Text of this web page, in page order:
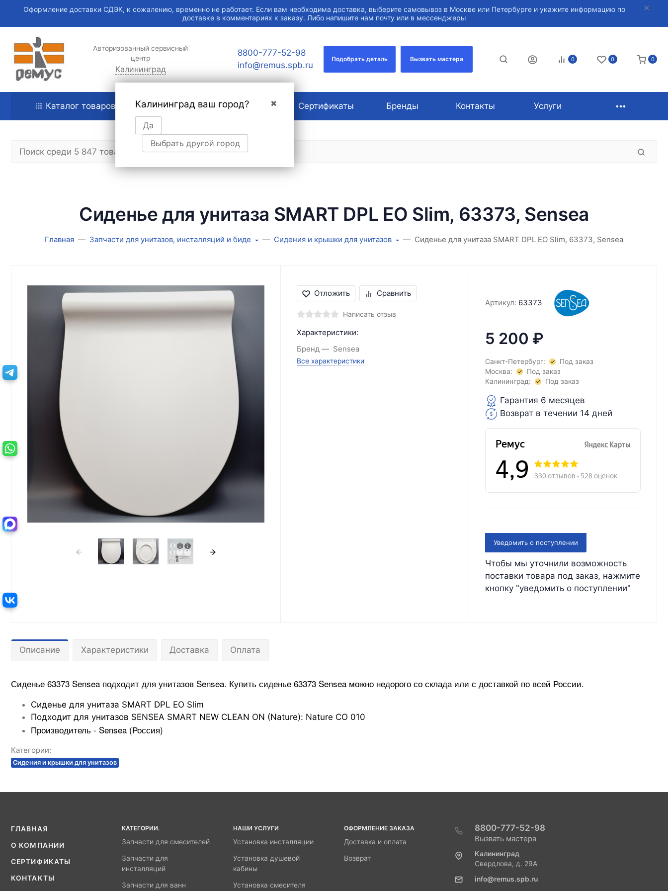
Оформление доставки СДЭК, к сожалению, временно не работает. Если вам необходима доставка, выберите самовывоз в Москве или Петербурге и укажите информацию по
доставке в комментариях к заказу. Либо напишите нам почту или в мессенджеры
Авторизованный сервисный
центр
Калининград
✖
Калининград ваш город?
Да
Выбрать другой город
8800-777-52-98
info@remus.spb.ru
Подобрать деталь Вызвать мастера 0 0 0
Каталог товаров Главная О компании Сертификаты Бренды Контакты Услуги
Сиденье для унитаза SMART DPL EO Slim, 63373, Sensea
Главная Запчасти для унитазов, инсталляций и биде Сидения и крышки для унитазов Сиденье для унитаза SMART DPL EO Slim, 63373, Sensea
Отложить Сравнить
Написать отзыв
Характеристики:
Бренд
Sensea
Все характеристики
Артикул: 63373
5 200 ₽
Санкт-Петербург:
Под заказ
Москва:
Под заказ
Калининград:
Под заказ
Гарантия 6 месяцев
Возврат в течении 14 дней
Уведомить о поступлении
Чтобы мы уточнили возможность
поставки товара под заказ, нажмите
кнопку "уведомить о поступлении"
Описание Характеристики Доставка Оплата
Сиденье 63373 Sensea подходит для унитазов Sensea. Купить сиденье 63373 Sensea можно недорого со склада или с доставкой по всей России.
Сиденье для унитаза SMART DPL EO Slim
Подходит для унитазов SENSEA SMART NEW CLEAN ON (Nature): Nature CO 010
Производитель - Sensea (Россия)
Категории:
Сидения и крышки для унитазов
ГЛАВНАЯ
О КОМПАНИИ
СЕРТИФИКАТЫ
КОНТАКТЫ
КАТЕГОРИИ.
Запчасти для смесителей
Запчасти для
инсталляций
Запчасти для ванн
НАШИ УСЛУГИ
Установка инсталляции
Установка душевой
кабины
Установка смесителя
ОФОРМЛЕНИЕ ЗАКАЗА
Доставка и оплата
Возврат
8800-777-52-98
Вызвать мастера
Калининград
Свердлова, д. 29А
info@remus.spb.ru